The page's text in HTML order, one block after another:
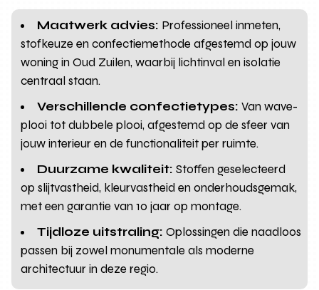
Maatwerk advies: Professioneel inmeten,
stofkeuze en confectiemethode afgestemd op jouw
woning in Oud Zuilen, waarbij lichtinval en isolatie
centraal staan.
Verschillende confectietypes: Van wave-
plooi tot dubbele plooi, afgestemd op de sfeer van
jouw interieur en de functionaliteit per ruimte.
Duurzame kwaliteit: Stoffen geselecteerd
op slijtvastheid, kleurvastheid en onderhoudsgemak,
met een garantie van 10 jaar op montage.
Tijdloze uitstraling: Oplossingen die naadloos
passen bij zowel monumentale als moderne
architectuur in deze regio.